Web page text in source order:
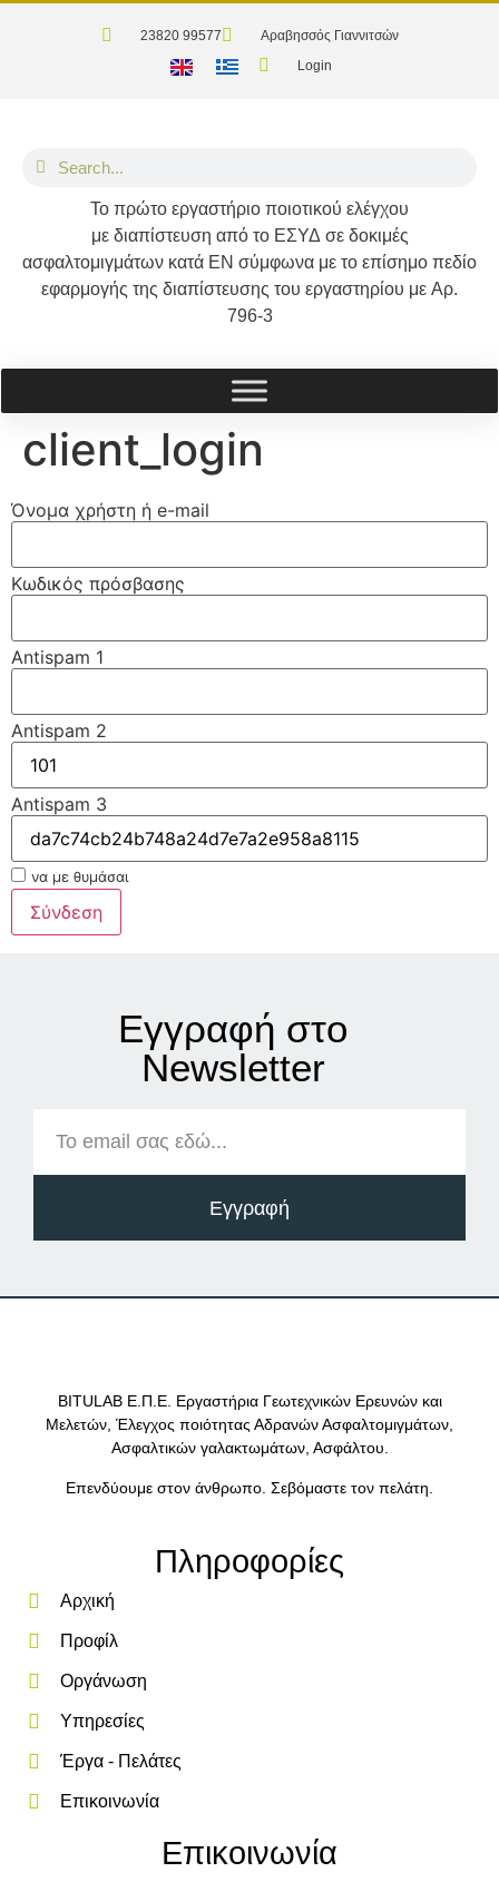
23820 99577
Αραβησσός Γιαννιτσών
Login
Το πρώτο εργαστήριο ποιοτικού ελέγχου
με διαπίστευση από το ΕΣΥΔ σε δοκιμές
ασφαλτομιγμάτων κατά ΕΝ σύμφωνα με το επίσημο πεδίο
εφαρμογής της διαπίστευσης του εργαστηρίου με Αρ.
796-3
client_login
Όνομα χρήστη ή e-mail
Κωδικός πρόσβασης
Antispam 1
Antispam 2
Antispam 3
να με θυμάσαι
Σύνδεση
Εγγραφή στο
Νewsletter
Εγγραφή
BITULAB Ε.Π.Ε. Εργαστήρια Γεωτεχνικών Ερευνών και
Μελετών, Έλεγχος ποιότητας Αδρανών Ασφαλτομιγμάτων,
Ασφαλτικών γαλακτωμάτων, Ασφάλτου.
Επενδύουμε στον άνθρωπο. Σεβόμαστε τον πελάτη.
Πληροφορίες
Αρχική
Προφίλ
Οργάνωση
Υπηρεσίες
Έργα - Πελάτες
Επικοινωνία
Επικοινωνία